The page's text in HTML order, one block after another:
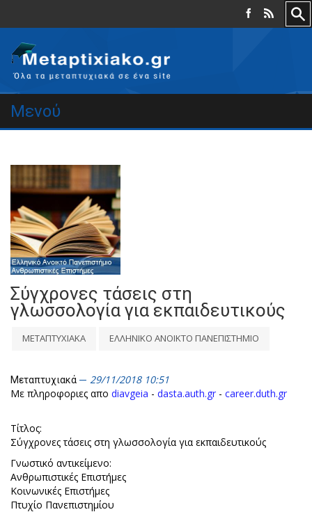
Μενού
Σύγχρονες τάσεις στη
γλωσσολογία για εκπαιδευτικούς
ΜΕΤΑΠΤΥΧΙΑΚΑ ΕΛΛΗΝΙΚΟ ΑΝΟΙΚΤΟ ΠΑΝΕΠΙΣΤΗΜΙΟ
Μεταπτυχιακά
29/11/2018 10:51
Με πληροφοριες απο diavgeia - dasta.auth.gr - career.duth.gr
Τίτλος:
Σύγχρονες τάσεις στη γλωσσολογία για εκπαιδευτικούς
Γνωστικό αντικείμενο:
Ανθρωπιστικές Επιστήμες
Κοινωνικές Επιστήμες
Πτυχίο Πανεπιστημίου